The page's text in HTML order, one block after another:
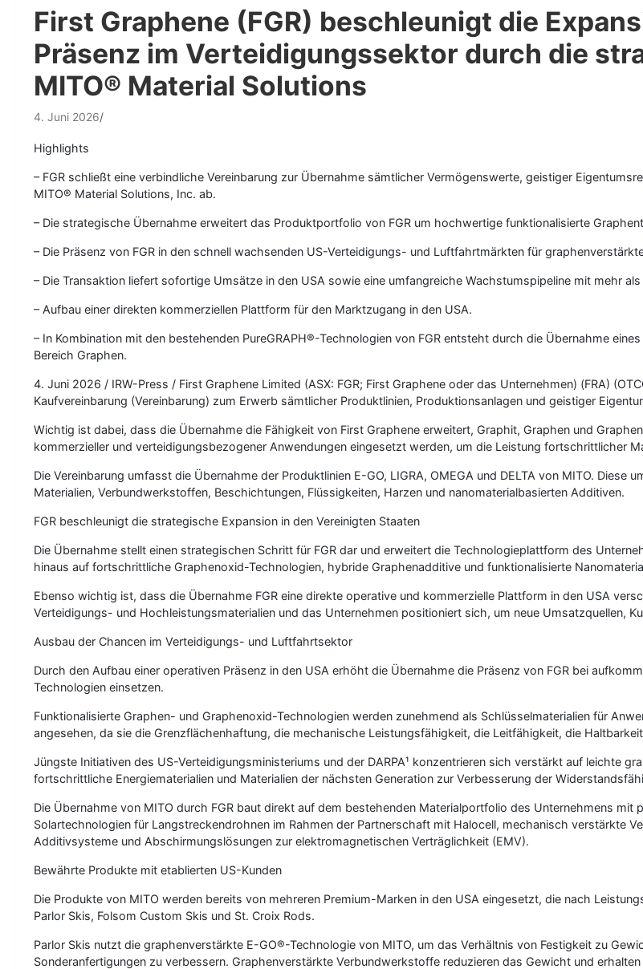
First Graphene (FGR) beschleunigt die
Präsenz im Verteidigungssektor durch die
MITO® Material Solutions
4. Juni 2026
Highlights
– FGR schließt eine verbindliche Vereinbarung zur Übernahme sämtlicher Vermögenswerte, geistiger
MITO® Material Solutions, Inc. ab.
– Die strategische Übernahme erweitert das Produktportfolio von FGR um hochwertige funktionalisierte
– Die Präsenz von FGR in den schnell wachsenden US-Verteidigungs- und Luftfahrtmärkten für
– Die Transaktion liefert sofortige Umsätze in den USA sowie eine umfangreiche Wachstumspipeline mit mehr
– Aufbau einer direkten kommerziellen Plattform für den Marktzugang in den USA.
– In Kombination mit den bestehenden PureGRAPH®-Technologien von FGR entsteht durch die Übernahme
Bereich Graphen.
4. Juni 2026 / IRW-Press / First Graphene Limited (ASX: FGR; First Graphene oder das Unternehmen) (FRA)
Kaufvereinbarung (Vereinbarung) zum Erwerb sämtlicher Produktlinien, Produktionsanlagen und geistiger
Wichtig ist dabei, dass die Übernahme die Fähigkeit von First Graphene erweitert, Graphit, Graphen und
kommerzieller und verteidigungsbezogener Anwendungen eingesetzt werden, um die Leistung fortschrittlicher
Die Vereinbarung umfasst die Übernahme der Produktlinien E-GO, LIGRA, OMEGA und DELTA von MITO.
Materialien, Verbundwerkstoffen, Beschichtungen, Flüssigkeiten, Harzen und nanomaterialbasierten Additiven.
FGR beschleunigt die strategische Expansion in den Vereinigten Staaten
Die Übernahme stellt einen strategischen Schritt für FGR dar und erweitert die Technologieplattform des
hinaus auf fortschrittliche Graphenoxid-Technologien, hybride Graphenadditive und funktionalisierte
Ebenso wichtig ist, dass die Übernahme FGR eine direkte operative und kommerzielle Plattform in den USA
Verteidigungs- und Hochleistungsmaterialien und das Unternehmen positioniert sich, um neue Umsatzquellen,
Ausbau der Chancen im Verteidigungs- und Luftfahrtsektor
Durch den Aufbau einer operativen Präsenz in den USA erhöht die Übernahme die Präsenz von FGR bei
Technologien einsetzen.
Funktionalisierte Graphen- und Graphenoxid-Technologien werden zunehmend als Schlüsselmaterialien für
angesehen, da sie die Grenzflächenhaftung, die mechanische Leistungsfähigkeit, die Leitfähigkeit, die
Jüngste Initiativen des US-Verteidigungsministeriums und der DARPA¹ konzentrieren sich verstärkt auf leichte
fortschrittliche Energiematerialien und Materialien der nächsten Generation zur Verbesserung der
Die Übernahme von MITO durch FGR baut direkt auf dem bestehenden Materialportfolio des Unternehmens
Solartechnologien für Langstreckendrohnen im Rahmen der Partnerschaft mit Halocell, mechanisch verstärkte
Additivsysteme und Abschirmungslösungen zur elektromagnetischen Verträglichkeit (EMV).
Bewährte Produkte mit etablierten US-Kunden
Die Produkte von MITO werden bereits von mehreren Premium-Marken in den USA eingesetzt, die nach
Parlor Skis, Folsom Custom Skis und St. Croix Rods.
Parlor Skis nutzt die graphenverstärkte E-GO®-Technologie von MITO, um das Verhältnis von Festigkeit zu
Sonderanfertigungen zu verbessern. Graphenverstärkte Verbundwerkstoffe reduzieren das Gewicht und